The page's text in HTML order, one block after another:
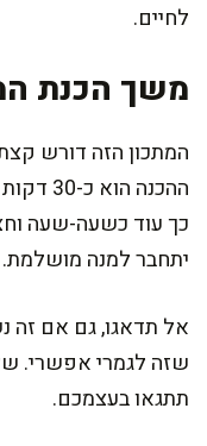
לחיים.
משך הכנת
המתכון הזה דורש
ההכנה
כך עוד כשעה-שעה
יתחבר למנה מושלמת.
אל תדאגו, גם אם זה
שזה לגמרי אפשרי.
תתגאו בעצמכם.